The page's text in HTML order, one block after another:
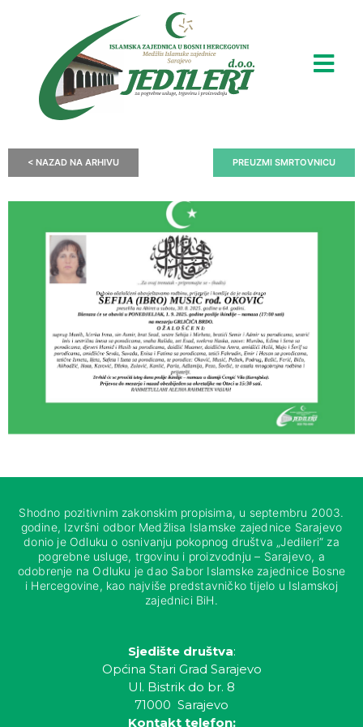
< NAZAD NA ARHIVU PREUZMI SMRTOVNICU
Shodno pozitivnim zakonskim propisima, u septembru 2003.
godine, Izvršni odbor Medžlisa Islamske zajednice Sarajevo
donio je Odluku o osnivanju pokopnog društva „Jedileri“ za
pogrebne usluge, trgovinu i proizvodnju – Sarajevo, a
odobrenje na Odluku je dao Sabor Islamske zajednice Bosne
i Hercegovine, kao najviše predstavničko tijelo u Islamskoj
zajednici BiH.
Sjedište društva:
Općina Stari Grad Sarajevo
Ul. Bistrik do br. 8
71000 Sarajevo
Kontakt telefon: